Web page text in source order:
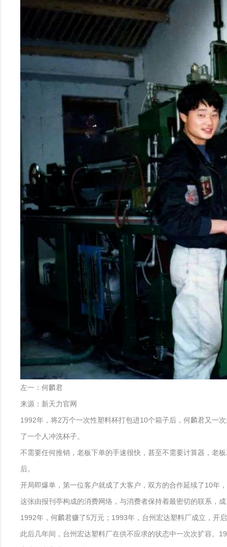
左一：何麟君
来源：新天力官网
1992年，将2万个一次性塑料杯打包进10个箱子后，何麟君又一
了一个人冲洗杯子。
不需要任何推销，老板下单的手速很快，甚至不需要计算器，老
后。
开局即爆单，第一位客户就成了大客户，双方的合作延续了10年
这张由报刊亭构成的消费网络，与消费者保持着最密切的联系，
1992年，何麟君赚了5万元；1993年，台州宏达塑料厂成立，开
此后几年间，台州宏达塑料厂在供不应求的状态中一次次扩容。